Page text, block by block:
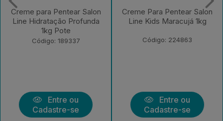
Creme Para Pentear Salon
Line Kids Maracujá 1kg
Código: 224863
Entre ou
Cadastre-se
Creme Para Pentear Salon
Line Condicionador +
Código: 219430
Entre ou
Cadastre-se